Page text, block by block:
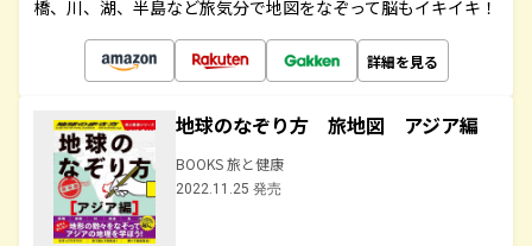
橋、川、湖、半島など旅気分で地図をなぞって脳もイキイキ！
詳細を見る
地球のなぞり方 旅地図 アジア編
BOOKS 旅と健康
2022.11.25 発売